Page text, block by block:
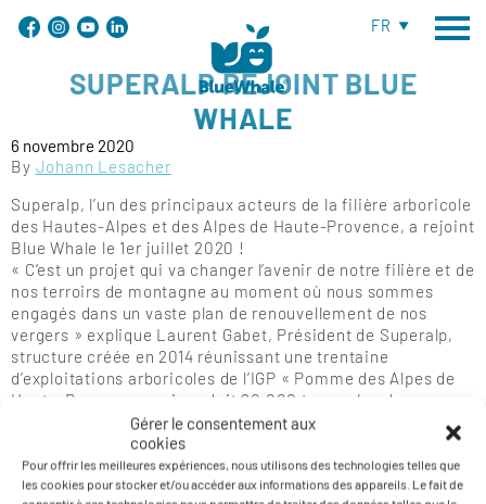
Gérer le consentement aux
cookies
Pour offrir les meilleures expériences, nous utilisons des technologies telles que
les cookies pour stocker et/ou accéder aux informations des appareils. Le fait de
FR
SUPERALP REJOINT BLUE
WHALE
6 novembre 2020
By Johann Lesacher
Superalp, l’un des principaux acteurs de la filière arboricole
des Hautes-Alpes et des Alpes de Haute-Provence, a rejoint
Blue Whale le 1er juillet 2020 !
« C’est un projet qui va changer l’avenir de notre filière et de
nos terroirs de montagne au moment où nous sommes
engagés dans un vaste plan de renouvellement de nos
vergers » explique Laurent Gabet, Président de Superalp,
structure créée en 2014 réunissant une trentaine
d’exploitations arboricoles de l’IGP « Pomme des Alpes de
Haute-Durance », qui produit 20.000 tonnes/an de pommes